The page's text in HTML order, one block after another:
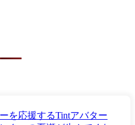
を応援するTintアバター